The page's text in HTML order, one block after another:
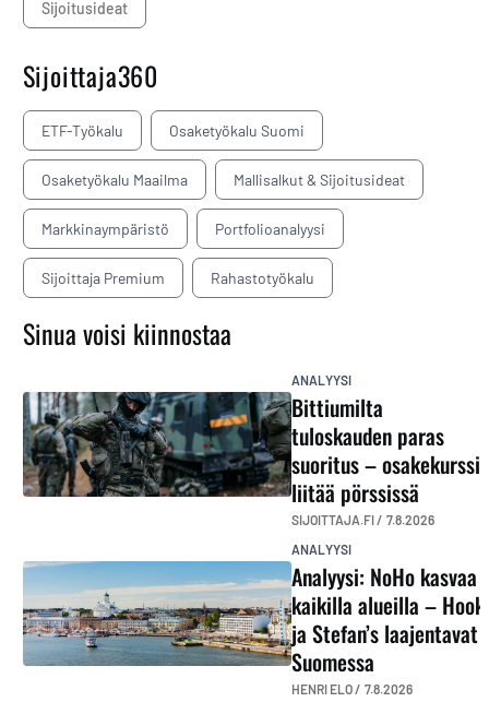
sijoitusideat
Sijoittaja360
ETF-Työkalu Osaketyökalu Suomi
Osaketyökalu Maailma Mallisalkut & Sijoitusideat
Markkinaympäristö Portfolioanalyysi
Sijoittaja Premium Rahastotyökalu
Sinua voisi kiinnostaa
ANALYYSI
Bittiumilta
tuloskauden paras
suoritus – osakekurssi
liitää pörssissä
SIJOITTAJA.FI / 7.8.2026
ANALYYSI
Analyysi: NoHo kasvaa
kaikilla alueilla – Hook
ja Stefan’s laajentavat
Suomessa
HENRI ELO / 7.8.2026